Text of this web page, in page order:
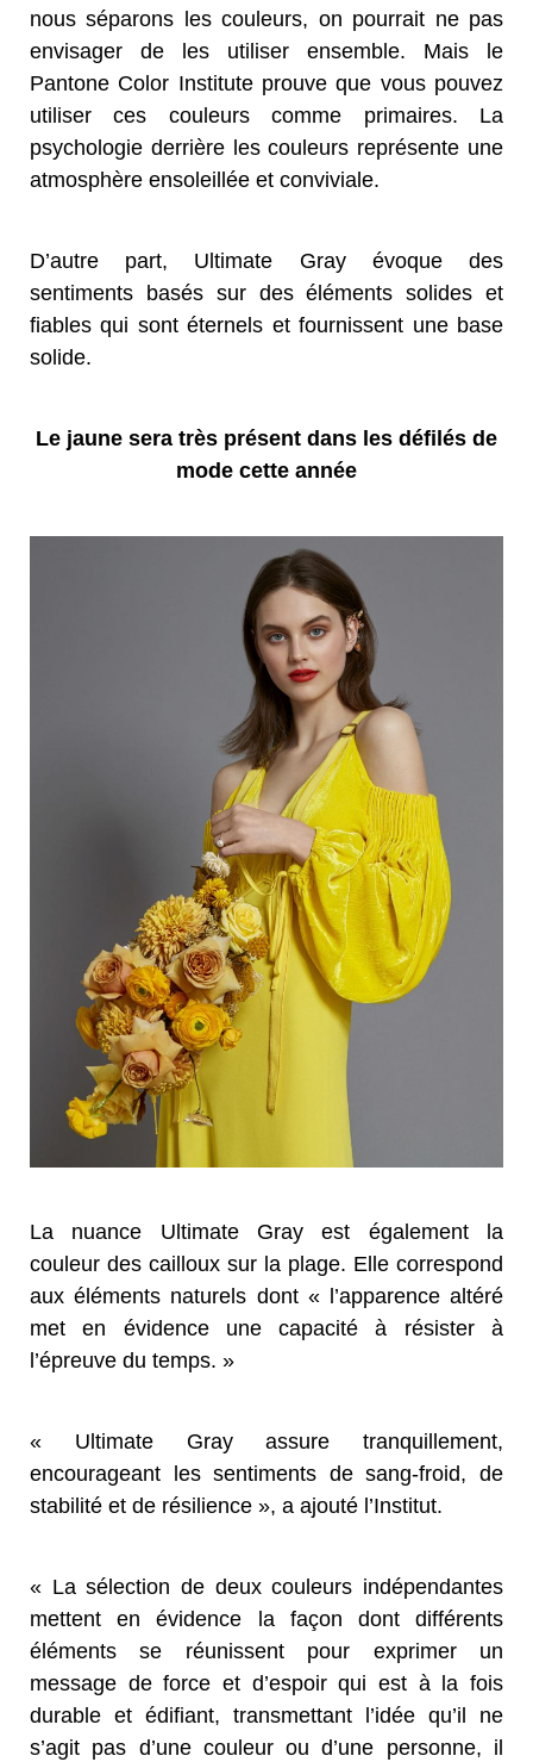
nous séparons les couleurs, on pourrait ne pas
envisager de les utiliser ensemble. Mais le
Pantone Color Institute prouve que vous pouvez
utiliser ces couleurs comme primaires. La
psychologie derrière les couleurs représente une
atmosphère ensoleillée et conviviale.
D’autre part, Ultimate Gray évoque des
sentiments basés sur des éléments solides et
fiables qui sont éternels et fournissent une base
solide.
Le jaune sera très présent dans les défilés de
mode cette année
La nuance Ultimate Gray est également la
couleur des cailloux sur la plage. Elle correspond
aux éléments naturels dont « l’apparence altéré
met en évidence une capacité à résister à
l’épreuve du temps. »
« Ultimate Gray assure tranquillement,
encourageant les sentiments de sang-froid, de
stabilité et de résilience », a ajouté l’Institut.
« La sélection de deux couleurs indépendantes
mettent en évidence la façon dont différents
éléments se réunissent pour exprimer un
message de force et d’espoir qui est à la fois
durable et édifiant, transmettant l’idée qu’il ne
s’agit pas d’une couleur ou d’une personne, il